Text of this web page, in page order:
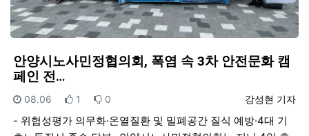
안양시노사민정협의회, 폭염 속 3차 안전문화 캠
페인 전…
등록자
강성현 기자
등록일
08.06 추천
1 비추천
0
- 위험성평가 의무화·온열질환 및 밀폐공간 질식 예방·4대 기